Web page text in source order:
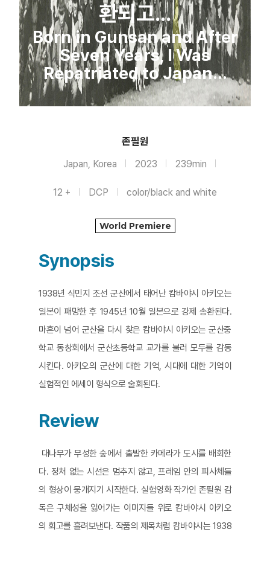
환되고...
Born in Gunsan and After
Seven Years, I Was
Repatriated to Japan...
존필원
Japan, Korea 2023 239min
12 + DCP color/black and white
World Premiere
Synopsis
1938년 식민지 조선 군산에서 태어난 캄바야시 아키오는
일본이 패망한 후 1945년 10월 일본으로 강제 송환된다.
마흔이 넘어 군산을 다시 찾은 캄바야시 아키오는 군산중
학교 동창회에서 군산초등학교 교가를 불러 모두를 감동
시킨다. 아키오의 군산에 대한 기억, 시대에 대한 기억이
실험적인 에세이 형식으로 술회된다.
Review
대나무가 무성한 숲에서 출발한 카메라가 도시를 배회한
다. 정처 없는 시선은 멈추지 않고, 프레임 안의 피사체들
의 형상이 뭉개지기 시작한다. 실험영화 작가인 존필원 감
독은 구체성을 잃어가는 이미지들 위로 캄바야시 아키오
의 회고를 흘려보낸다. 작품의 제목처럼 캄바야시는 1938